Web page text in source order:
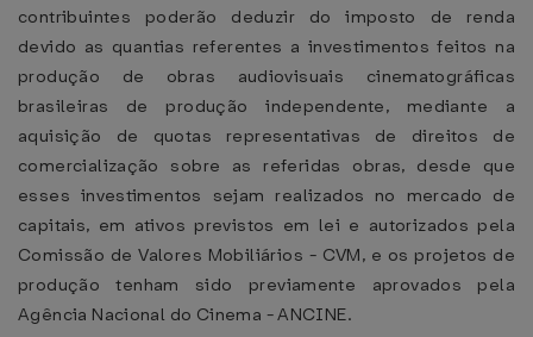
contribuintes poderão deduzir do imposto de renda
devido as quantias referentes a investimentos feitos na
produção de obras audiovisuais cinematográficas
brasileiras de produção independente, mediante a
aquisição de quotas representativas de direitos de
comercialização sobre as referidas obras, desde que
esses investimentos sejam realizados no mercado de
capitais, em ativos previstos em lei e autorizados pela
Comissão de Valores Mobiliários - CVM, e os projetos de
produção tenham sido previamente aprovados pela
Agência Nacional do Cinema - ANCINE.